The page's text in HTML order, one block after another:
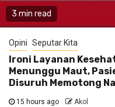
3 min read
Opini Seputar Kita
Ironi Layanan
Menunggu Maut,
Disuruh Memotong
15 hours ago Akol